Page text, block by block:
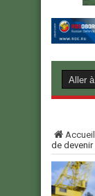
Accueil
de